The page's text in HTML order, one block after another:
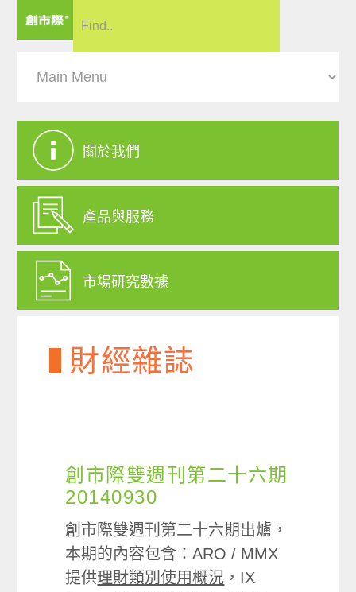
關於我們
產品與服務
市場研究數據
財經雜誌
創市際雙週刊第二十六期
20140930
創市際雙週刊第二十六期出爐，
本期的內容包含：ARO / MMX
提供理財類別使用概況 ，IX